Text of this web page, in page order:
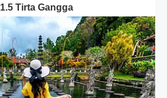
1.5 Tirta Gangga